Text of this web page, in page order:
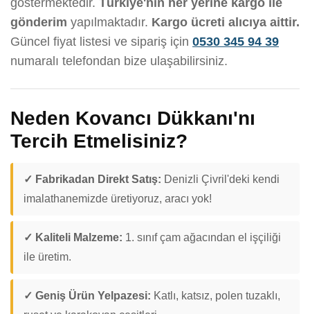
göstermektedir. Türkiye'nin her yerine kargo ile
gönderim yapılmaktadır. Kargo ücreti alıcıya aittir.
Güncel fiyat listesi ve sipariş için 0530 345 94 39
numaralı telefondan bize ulaşabilirsiniz.
Neden Kovancı Dükkanı'nı
Tercih Etmelisiniz?
✓ Fabrikadan Direkt Satış: Denizli Çivril'deki kendi
imalathanemizde üretiyoruz, aracı yok!
✓ Kaliteli Malzeme: 1. sınıf çam ağacından el işçiliği
ile üretim.
✓ Geniş Ürün Yelpazesi: Katlı, katsız, polen tuzaklı,